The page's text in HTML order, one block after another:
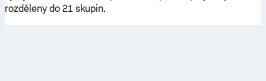
rozděleny do 21 skupin.